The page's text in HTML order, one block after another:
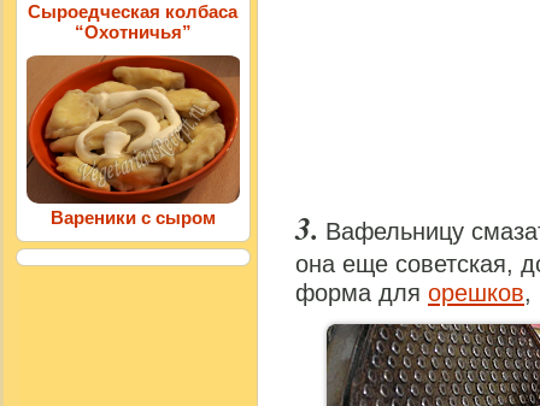
Вафельницу
она еще советская,
форма для орешков,
Сыроедческая колбаса
“Охотничья”
Вареники с сыром